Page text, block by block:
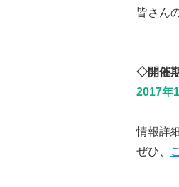
皆さん
◇開催
2017年
情報詳
ぜひ、